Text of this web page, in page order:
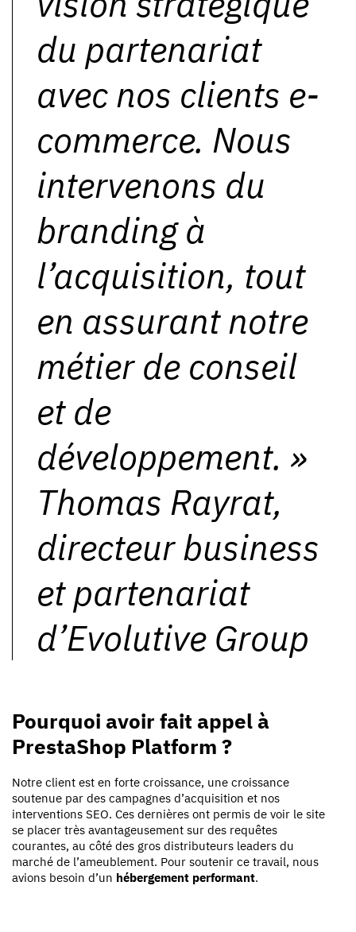
du partenariat
avec nos clients e-
commerce. Nous
intervenons du
branding à
l’acquisition, tout
en assurant notre
métier de conseil
et de
développement. »
Thomas Rayrat,
directeur business
et partenariat
d’Evolutive Group
Pourquoi avoir fait appel à
PrestaShop Platform ?
Notre client est en forte croissance, une croissance
soutenue par des campagnes d’acquisition et nos
interventions SEO. Ces dernières ont permis de voir le site
se placer très avantageusement sur des requêtes
courantes, au côté des gros distributeurs leaders du
marché de l’ameublement. Pour soutenir ce travail, nous
avions besoin d’un hébergement performant.